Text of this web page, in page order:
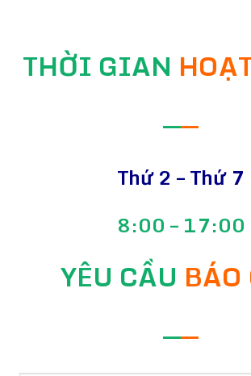
THỜI GIAN
——
Thứ 2 – Thứ 7
8:00 – 17:00
YÊU CẦU
——